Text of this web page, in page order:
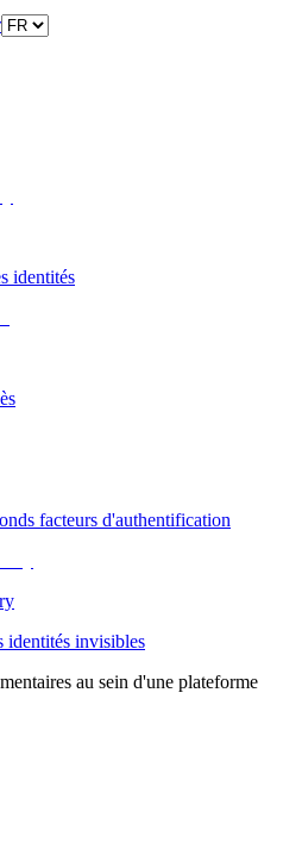
identités
facteurs d'authentification
identités invisibles
au sein d'une plateforme